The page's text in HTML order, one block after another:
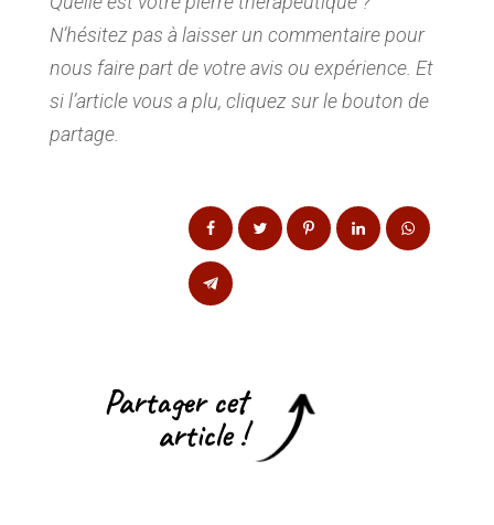
N’hésitez pas à laisser un commentaire pour
nous faire part de votre avis ou expérience. Et
si l’article vous a plu, cliquez sur le bouton de
partage.
Partager cet
article !